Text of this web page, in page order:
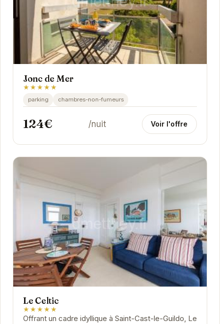
Jonc de Mer
★★★★★
parking chambres-non-fumeurs
124€ /nuit Voir l'offre
Le Celtic
★★★★★
Offrant un cadre idyllique à Saint-Cast-le-Guildo, Le